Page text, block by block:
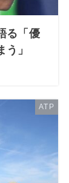
る「優
」
ATP